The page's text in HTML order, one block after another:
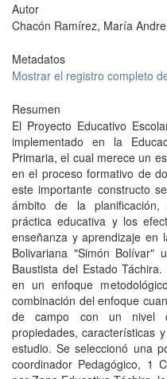
Autor
Chacón Ramírez, María
Metadatos
Mostrar el registro completo
Resumen
El Proyecto Educativo
implementado en la
Primaria, el cual merece un
en el proceso formativo de
este importante constructo
ámbito de la planificación,
práctica educativa y los
enseñanza y aprendizaje en
Bolivariana "Simón Bolívar"
Baustista del Estado
en un enfoque
combinación del enfoque
de campo con un nivel
propiedades, características
estudio. Se seleccionó una
coordinador Pedagógico, 1